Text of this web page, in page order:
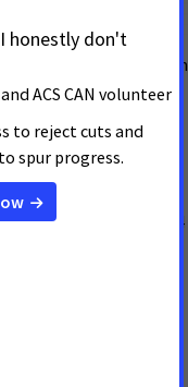
de costos. La
a pacientes de
Nueva York resultó en
por admisión, y
cuidados intensivos y
unidad de cuidados
en el gasto
todos los hospitales
estaría entre $84
días a la vida de los
de la
dolor y los síntomas